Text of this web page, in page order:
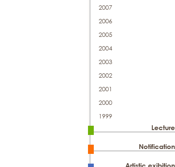
2007
2006
2005
2004
2003
2002
2001
2000
1999
Artistic